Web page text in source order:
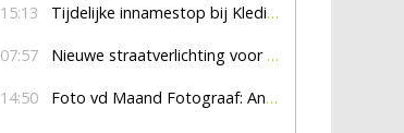
15:13 Tijdelijke innamestop bij Kledingbank Stefania
07:57 Nieuwe straatverlichting voor De Veldmaat en De Pas
14:50 Foto vd Maand Fotograaf: Anna Jalving